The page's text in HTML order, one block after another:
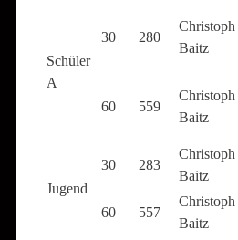
Schüler
A
30 280
Christoph
Baitz
60 559
Christoph
Baitz
Jugend
30 283
Christoph
Baitz
60 557
Christoph
Baitz